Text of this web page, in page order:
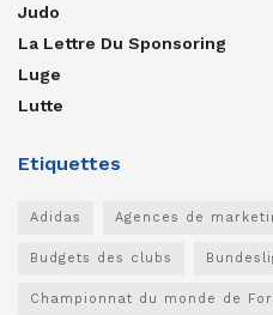
Judo
La Lettre Du Sponsoring
Luge
Lutte
Etiquettes
Adidas Agences de
Budgets des clubs
Championnat du monde de